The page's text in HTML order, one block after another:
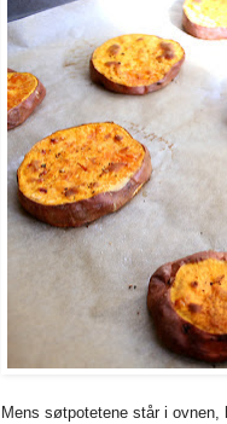
Mens søtpotetene står i ovnen,